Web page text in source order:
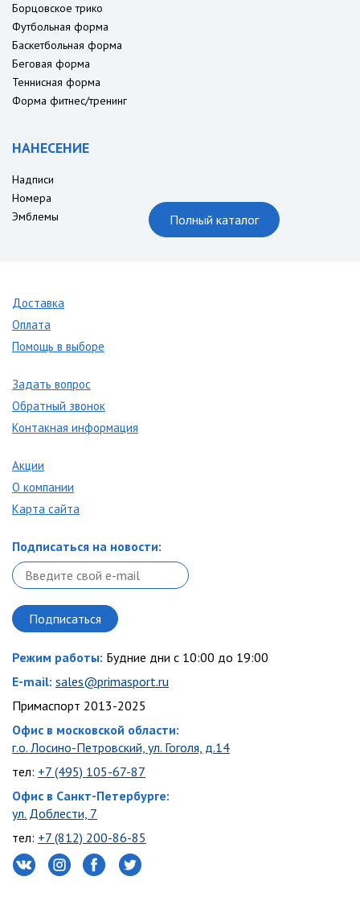
Борцовское трико
Футбольная форма
Баскетбольная форма
Беговая форма
Теннисная форма
Форма фитнес/тренинг
НАНЕСЕНИЕ
Надписи
Номера
Эмблемы
Полный каталог
Доставка
Оплата
Помощь в выборе
Задать вопрос
Обратный звонок
Контакная информация
Акции
О компании
Карта сайта
Подписаться на новости:
Режим работы: Будние дни с 10:00 до 19:00
E-mail: sales@primasport.ru
Примаспорт 2013-2025
Офис в московской области:
г.о. Лосино-Петровский, ул. Гоголя, д.14
тел: +7 (495) 105-67-87
Офис в Санкт-Петербурге:
ул. Доблести, 7
тел: +7 (812) 200-86-85